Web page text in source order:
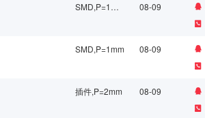
SMD,P=1mm,卧贴 08-09
SMD,P=1mm 08-09
插件,P=2mm 08-09